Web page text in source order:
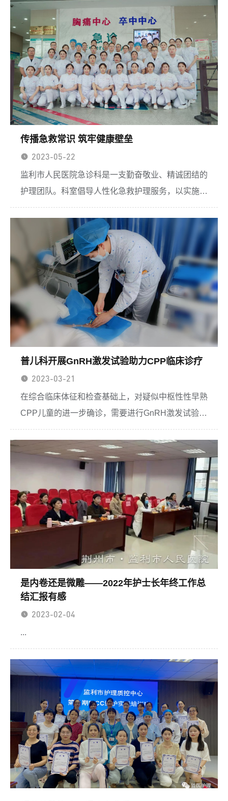
艾灸、推拿、...
传播急救常识 筑牢健康壁垒
2023-05-22
监利市人民医院急诊科是一支勤奋敬业、精诚团结的
护理团队。科室倡导人性化急救护理服务，以实施高
质量服务为基础，解决病人健康问题为导向，满足病
人需求为目标，竭诚为患者提供优质的护理服务。
近年来，随着人民...
普儿科开展GnRH激发试验助力CPP临床诊疗
2023-03-21
在综合临床体征和检查基础上，对疑似中枢性性早熟
CPP儿童的进一步确诊，需要进行GnRH激发试验。
目前GnRH激发试验是国内外权威指南一致推荐的
CPP诊断金标准。当女童出现乳房早发育或阴毛早
现、骨龄超前...
是内卷还是微雕——2022年护士长年终工作总
结汇报有感
2023-02-04
...